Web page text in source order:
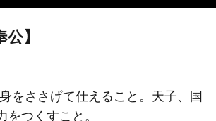
】
をささげて仕えること。天子、国
をつくすこと。